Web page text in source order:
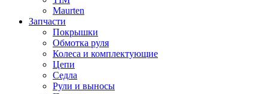
Maurten
Запчасти
Покрышки
Обмотка руля
Колеса и комплектующие
Цепи
Седла
Рули и выносы